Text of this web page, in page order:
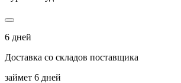
6 дней
Доставка со складов поставщика
займет 6 дней